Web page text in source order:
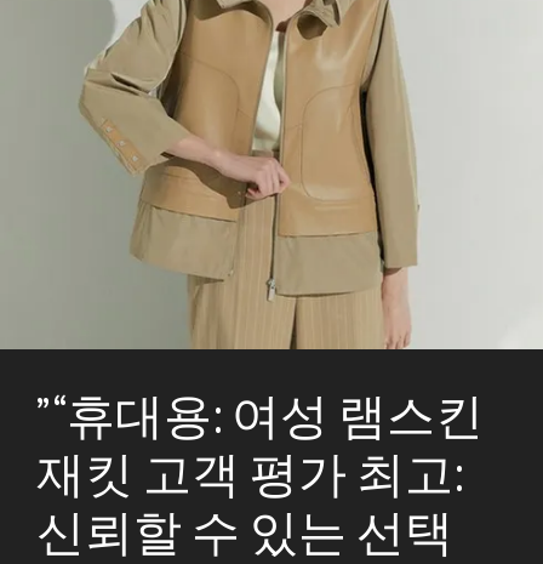
” “휴대용: 여성 램스킨
재킷 고객 평가 최고:
신뢰할 수 있는 선택